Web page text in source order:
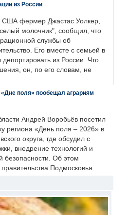
из России
США фермер Джастас Уолкер,
молочник", сообщил, что
службы об
Его вместе с семьей в
из России. Что
он, по его словам, не
поля» пообещал аграриям
Андрей Воробьёв посетил
региона «День поля – 2026» в
округа, где обсудил с
внедрение технологий и
безопасности. Об этом
Подмосковья.